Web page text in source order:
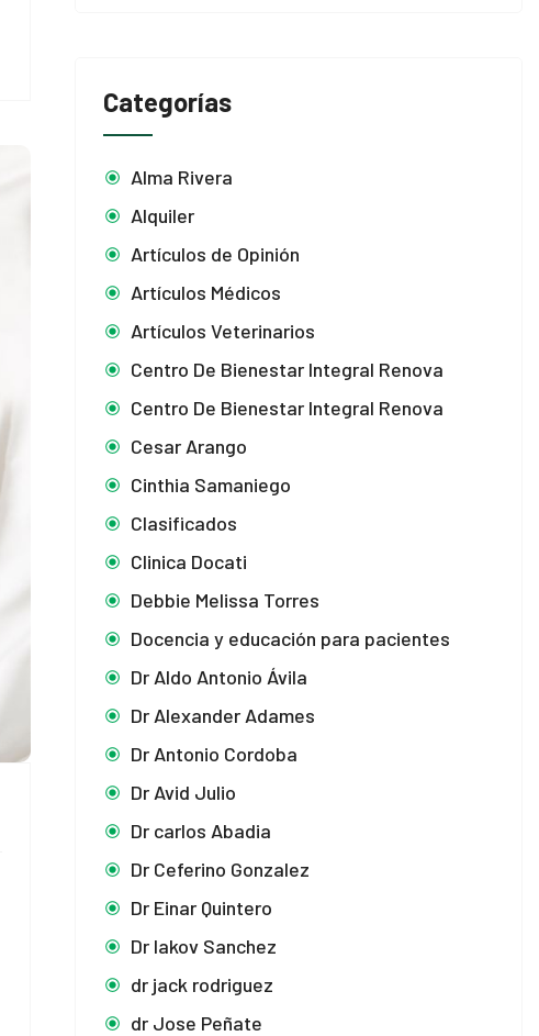
Categorías
Alma Rivera
Alquiler
Artículos de Opinión
Artículos Médicos
Artículos Veterinarios
Centro De Bienestar Integral Renova
Centro De Bienestar Integral Renova
Cesar Arango
Cinthia Samaniego
Clasificados
Clinica Docati
Debbie Melissa Torres
Docencia y educación para pacientes
Dr Aldo Antonio Ávila
Dr Alexander Adames
Dr Antonio Cordoba
Dr Avid Julio
Dr carlos Abadia
Dr Ceferino Gonzalez
Dr Einar Quintero
Dr Iakov Sanchez
dr jack rodriguez
dr Jose Peñate